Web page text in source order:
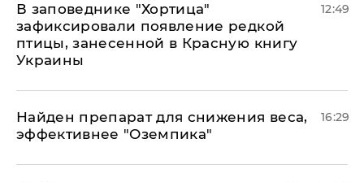
В заповеднике "Хортица"
зафиксировали появление редкой
птицы, занесенной в Красную книгу
Украины
12:49
Найден препарат для снижения веса,
эффективнее "Оземпика"
16:29